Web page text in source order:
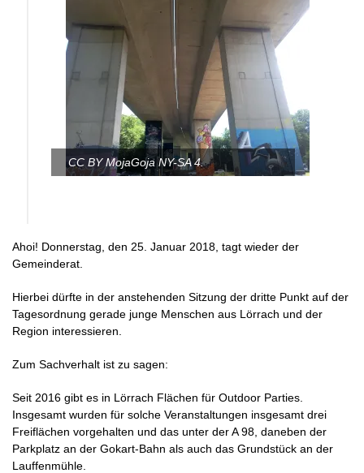
CC BY MojaGoja NY-SA 4.
Ahoi! Donnerstag, den 25. Januar 2018, tagt wieder der
Gemeinderat.
Hierbei dürfte in der anstehenden Sitzung der dritte Punkt auf der
Tagesordnung gerade junge Menschen aus Lörrach und der
Region interessieren.
Zum Sachverhalt ist zu sagen:
Seit 2016 gibt es in Lörrach Flächen für Outdoor Parties.
Insgesamt wurden für solche Veranstaltungen insgesamt drei
Freiflächen vorgehalten und das unter der A 98, daneben der
Parkplatz an der Gokart-Bahn als auch das Grundstück an der
Lauffenmühle.